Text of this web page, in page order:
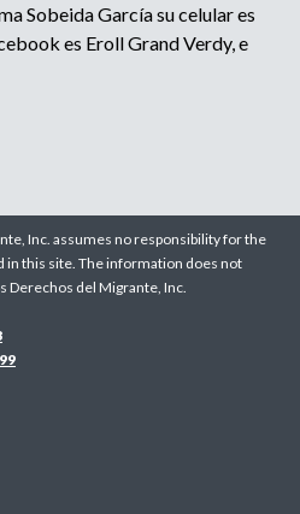
Sobeida García su celular es
es Eroll Grand Verdy, e
Inc. assumes no responsibility for the
this site. The information does not
Derechos del Migrante, Inc.